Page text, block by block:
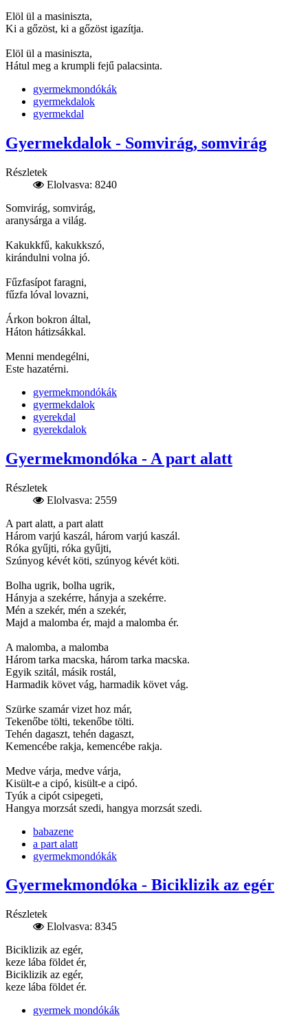
Elöl ül a masiniszta,
Ki a gőzöst, ki a gőzöst igazítja.
Elöl ül a masiniszta,
Hátul meg a krumpli fejű palacsinta.
gyermekmondókák
gyermekdalok
gyermekdal
Gyermekdalok - Somvirág, somvirág
Részletek
Elolvasva: 8240
Somvirág, somvirág,
aranysárga a világ.
Kakukkfű, kakukkszó,
kirándulni volna jó.
Fűzfasípot faragni,
fűzfa lóval lovazni,
Árkon bokron által,
Háton hátizsákkal.
Menni mendegélni,
Este hazatérni.
gyermekmondókák
gyermekdalok
gyerekdal
gyerekdalok
Gyermekmondóka - A part alatt
Részletek
Elolvasva: 2559
A part alatt, a part alatt
Három varjú kaszál, három varjú kaszál.
Róka gyűjti, róka gyűjti,
Szúnyog kévét köti, szúnyog kévét köti.
Bolha ugrik, bolha ugrik,
Hányja a szekérre, hányja a szekérre.
Mén a szekér, mén a szekér,
Majd a malomba ér, majd a malomba ér.
A malomba, a malomba
Három tarka macska, három tarka macska.
Egyik szitál, másik rostál,
Harmadik követ vág, harmadik követ vág.
Szürke szamár vizet hoz már,
Tekenőbe tölti, tekenőbe tölti.
Tehén dagaszt, tehén dagaszt,
Kemencébe rakja, kemencébe rakja.
Medve várja, medve várja,
Kisült-e a cipó, kisült-e a cipó.
Tyúk a cipót csipegeti,
Hangya morzsát szedi, hangya morzsát szedi.
babazene
a part alatt
gyermekmondókák
Gyermekmondóka - Biciklizik az egér
Részletek
Elolvasva: 8345
Biciklizik az egér,
keze lába földet ér,
Biciklizik az egér,
keze lába földet ér.
gyermek mondókák